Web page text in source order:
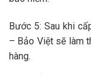
Bước 5: Sau khi
– Bảo Việt sẽ làm
hàng.